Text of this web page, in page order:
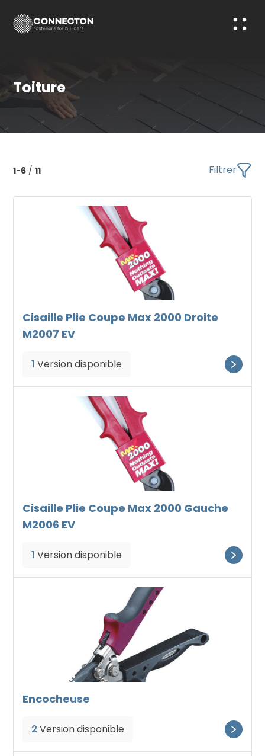
Toiture
1-6 / 11 Filtrer
Cisaille Plie Coupe Max 2000 Droite
M2007 EV
1 Version disponible
Cisaille Plie Coupe Max 2000 Gauche
M2006 EV
1 Version disponible
Encocheuse
2 Version disponible